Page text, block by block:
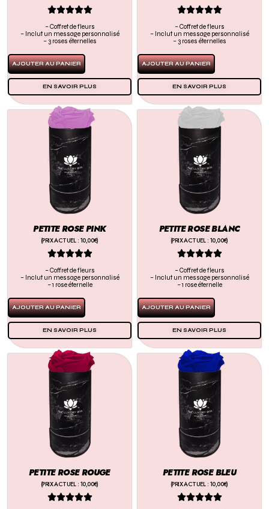

– Coffret de fleurs
– Inclut un message personnalisé
– 3 roses éternelles
AJOUTER AU PANIER
EN SAVOIR PLUS

– Coffret de fleurs
– Inclut un message personnalisé
– 3 roses éternelles
AJOUTER AU PANIER
EN SAVOIR PLUS
PETITE ROSE PINK
(PRIX ACTUEL : 10,00€)

– Coffret de fleurs
– Inclut un message personnalisé
– 1 rose éternelle
AJOUTER AU PANIER
EN SAVOIR PLUS
PETITE ROSE BLANC
(PRIX ACTUEL : 10,00€)

– Coffret de fleurs
– Inclut un message personnalisé
– 1 rose éternelle
AJOUTER AU PANIER
EN SAVOIR PLUS
PETITE ROSE ROUGE
(PRIX ACTUEL : 10,00€)

PETITE ROSE BLEU
(PRIX ACTUEL : 10,00€)
